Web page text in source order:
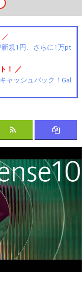
／
新規1円、さらに1万pt
！ ／
ャッシュバック！Gal